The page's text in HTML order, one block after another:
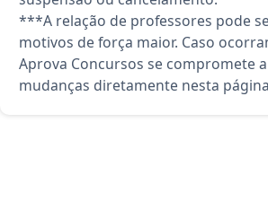
***A relação de professores pode
motivos de força maior. Caso
Aprova Concursos se compromete
mudanças diretamente nesta